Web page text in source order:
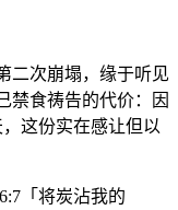
二次崩塌，缘于听见
禁食祷告的代价：因
这份实在感让但以
「将炭沾我的